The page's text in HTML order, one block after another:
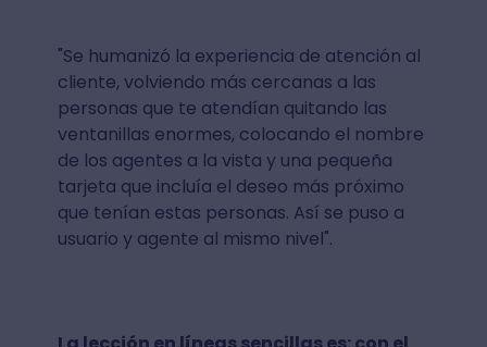
"Se humanizó la experiencia de atención al
cliente, volviendo más cercanas a las
personas que te atendían quitando las
ventanillas enormes, colocando el nombre
de los agentes a la vista y una pequeña
tarjeta que incluía el deseo más próximo
que tenían estas personas. Así se puso a
usuario y agente al mismo nivel".